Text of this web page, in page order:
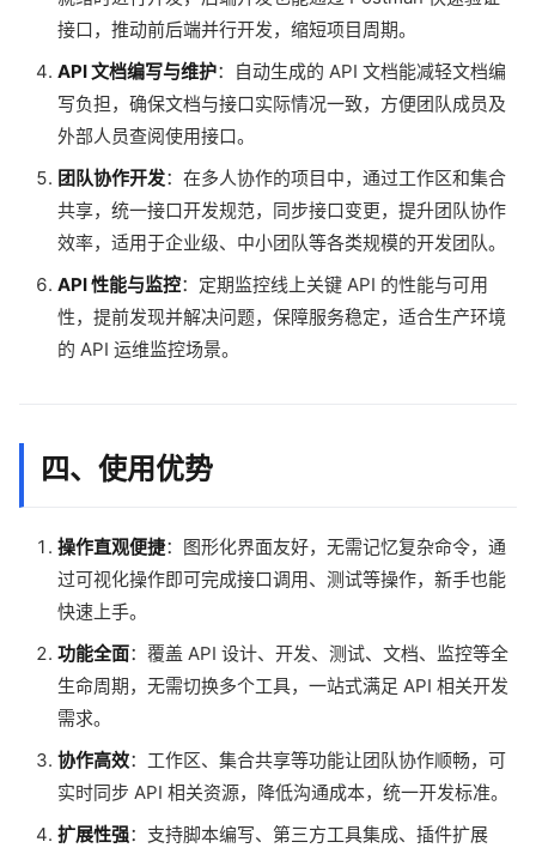
接口，推动前后端并行开发，缩短项目周期。
API 文档编写与维护：自动生成的 API 文档能减轻文档编
写负担，确保文档与接口实际情况一致，方便团队成员及
外部人员查阅使用接口。
团队协作开发：在多人协作的项目中，通过工作区和集合
共享，统一接口开发规范，同步接口变更，提升团队协作
效率，适用于企业级、中小团队等各类规模的开发团队。
API 性能与监控：定期监控线上关键 API 的性能与可用
性，提前发现并解决问题，保障服务稳定，适合生产环境
的 API 运维监控场景。
四、使用优势
操作直观便捷：图形化界面友好，无需记忆复杂命令，通
过可视化操作即可完成接口调用、测试等操作，新手也能
快速上手。
功能全面：覆盖 API 设计、开发、测试、文档、监控等全
生命周期，无需切换多个工具，一站式满足 API 相关开发
需求。
协作高效：工作区、集合共享等功能让团队协作顺畅，可
实时同步 API 相关资源，降低沟通成本，统一开发标准。
扩展性强：支持脚本编写、第三方工具集成、插件扩展